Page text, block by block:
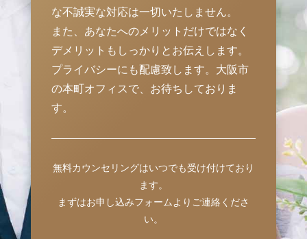
な不誠実な対応は一切いたしません。
また、あなたへのメリットだけではなく
デメリットもしっかりとお伝えします。
プライバシーにも配慮致します。大阪市
の本町オフィスで、お待ちしておりま
す。
無料カウンセリングはいつでも受け付けており
ます。
まずはお申し込みフォームよりご連絡くださ
い。